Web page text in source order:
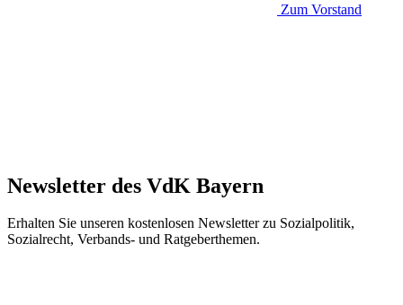
Zum Vorstand
Newsletter des VdK Bayern
Erhalten Sie unseren kostenlosen Newsletter zu Sozialpolitik,
Sozialrecht, Verbands- und Ratgeberthemen.